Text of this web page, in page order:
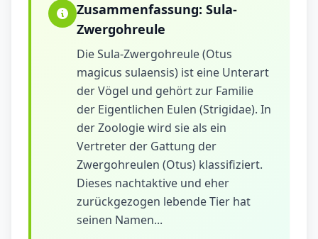
Zusammenfassung: Sula-
Zwergohreule
Die Sula-Zwergohreule (Otus
magicus sulaensis) ist eine Unterart
der Vögel und gehört zur Familie
der Eigentlichen Eulen (Strigidae). In
der Zoologie wird sie als ein
Vertreter der Gattung der
Zwergohreulen (Otus) klassifiziert.
Dieses nachtaktive und eher
zurückgezogen lebende Tier hat
seinen Namen...